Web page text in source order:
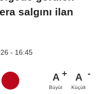
salgını ilan
- 16:45
A
Büyüt
A
Küçült